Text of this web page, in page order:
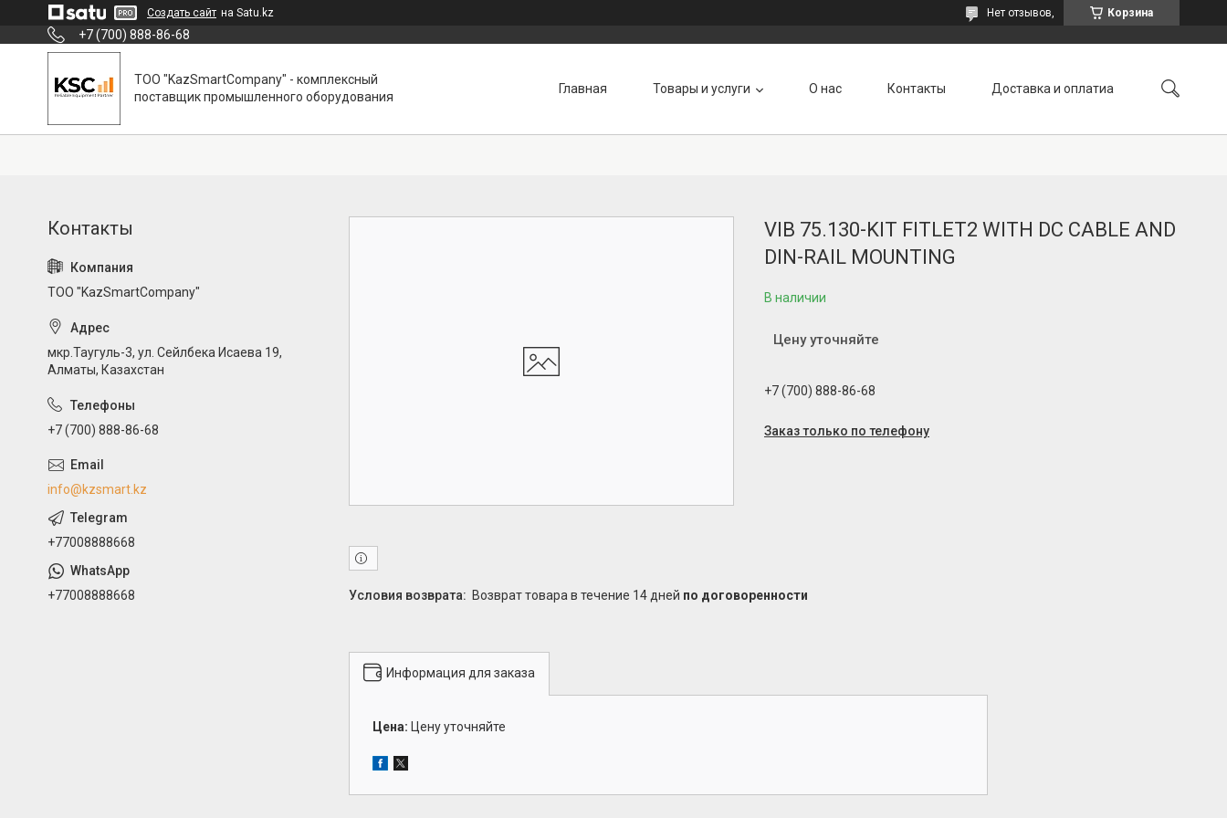
Создать сайт на Satu.kz Корзина
Нет отзывов,
+7 (700) 888-86-68
ТОО "KazSmartCompany" - комплексный
поставщик промышленного оборудования
Главная Товары и услуги О нас Контакты Доставка и оплатиа
VIB 75.130-KIT FITLET2 WITH DC CABLE AND
DIN-RAIL MOUNTING
В наличии
Цену уточняйте
+7 (700) 888-86-68
Заказ только по телефону
возврат товара в течение 14 дней по договоренности
Информация для заказа
Цена: Цену уточняйте
ТОО "KazSmartCompany"
мкр.Таугуль-3, ул. Сейлбека Исаева 19,
Алматы, Казахстан
+7 (700) 888-86-68
info@kzsmart.kz
+77008888668
+77008888668